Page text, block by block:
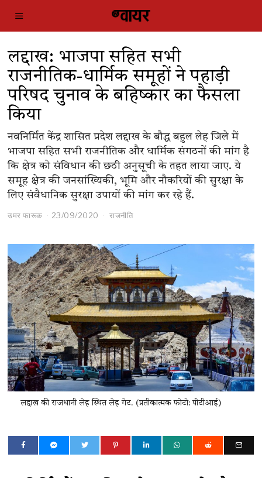
लद्दाख: भाजपा सहित सभी
राजनीतिक-धार्मिक समूहों ने पहाड़ी
परिषद चुनाव के बहिष्कार का फैसला
किया
नवनिर्मित केंद्र शासित प्रदेश लद्दाख के बौद्ध बहुल लेह जिले में
भाजपा सहित सभी राजनीतिक और धार्मिक संगठनों की मांग है
कि क्षेत्र को संविधान की छठी अनुसूची के तहत लाया जाए. ये
समूह क्षेत्र की जनसांख्यिकी, भूमि और नौकरियों की सुरक्षा के
लिए संवैधानिक सुरक्षा उपायों की मांग कर रहे हैं.
उमर फारूक 23/09/2020 राजनीति
लद्दाख की राजधानी लेह स्थित लेह गेट. (प्रतीकात्मक फोटो: पीटीआई)